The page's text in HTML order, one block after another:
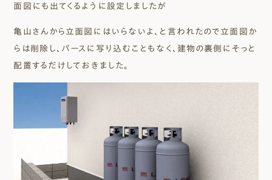
面図にも出てくるように設定しましたが
亀山さんから立面図にはいらないよ、と言われたので立面図か
らは削除し、パースに写り込むこともなく、建物の裏側にそっと
配置するだけしておきました。